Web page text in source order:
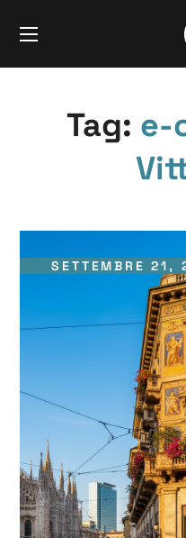
Tag: e-
SETTEMBRE 21,